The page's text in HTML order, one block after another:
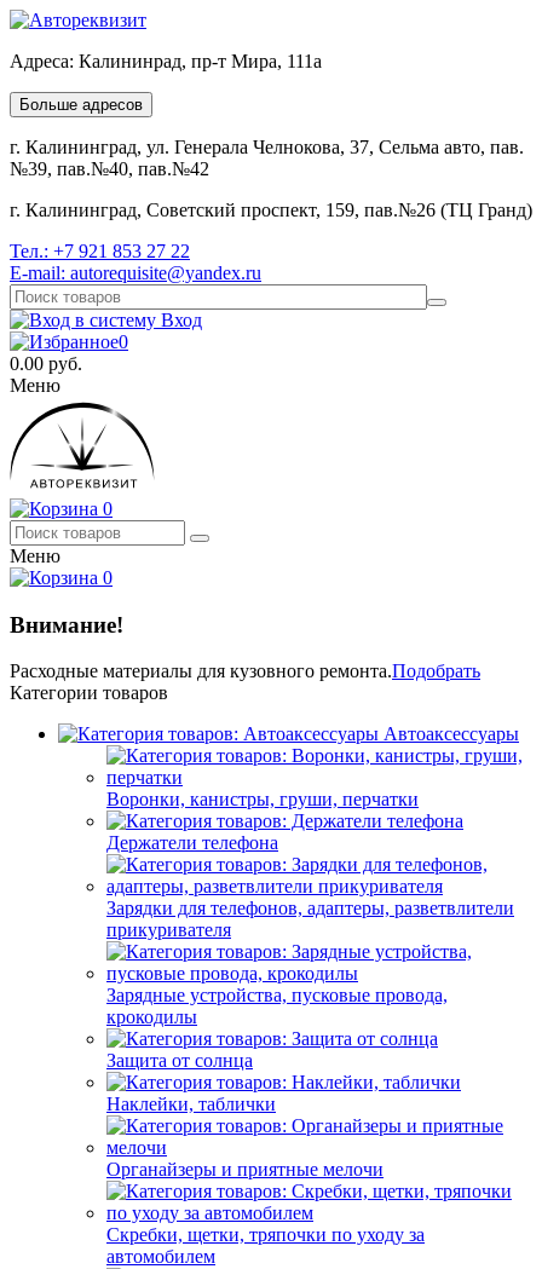
Адреса: Калининрад, пр-т Мира, 111а
Больше адресов
г. Калининград, ул. Генерала Челнокова, 37, Сельма авто, пав.
№39, пав.№40, пав.№42
г. Калининград, Советский проспект, 159, пав.№26 (ТЦ Гранд)
Тел.: +7 921 853 27 22
E-mail: autorequisite@yandex.ru
Вход
0
0.00 руб.
Меню
0
Меню
0
Внимание!
Расходные материалы для кузовного ремонта.Подобрать
Категории товаров
Автоаксессуары
Воронки, канистры, груши, перчатки
Держатели телефона
Зарядки для телефонов, адаптеры, разветвлители
прикуривателя
Зарядные устройства, пусковые провода,
крокодилы
Защита от солнца
Наклейки, таблички
Органайзеры и приятные мелочи
Скребки, щетки, тряпочки по уходу за
автомобилем